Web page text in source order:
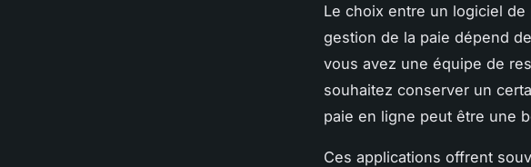
Le choix entre un logiciel
gestion de la paie dépend
vous avez une équipe de
souhaitez conserver un
paie en ligne peut être une
Ces applications offrent